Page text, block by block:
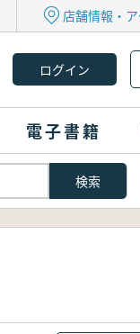
店舗情報・
電子書籍